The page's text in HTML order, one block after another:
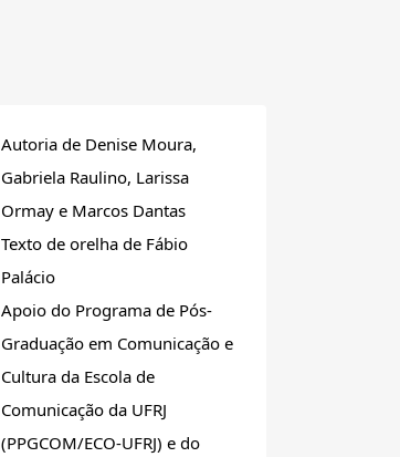
Autoria de Denise Moura,
Gabriela Raulino, Larissa
Ormay e Marcos Dantas
Texto de orelha de Fábio
Palácio
Apoio do Programa de Pós-
Graduação em Comunicação e
Cultura da Escola de
Comunicação da UFRJ
(PPGCOM/ECO-UFRJ) e do